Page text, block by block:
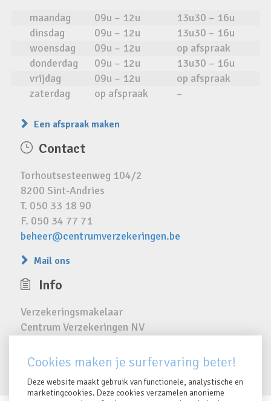
maandag 09u – 12u
13u30 – 16u
dinsdag
09u – 12u
13u30 – 16u
woensdag
09u – 12u
op afspraak
donderdag
09u – 12u
13u30 – 16u
vrijdag
09u – 12u
op afspraak
zaterdag
op afspraak –
Een afspraak maken
Contact
Torhoutsesteenweg 104/2
8200 Sint-Andries
T. 050 33 18 90
F. 050 34 77 71
beheer@centrumverzekeringen.be
Mail ons
Info
Verzekeringsmakelaar
Centrum Verzekeringen NV
RPR 0423.810.024
Cookies maken je surfervaring beter!
Deze website maakt gebruik van functionele, analystische en
marketingcookies. Deze cookies verzamelen anonieme